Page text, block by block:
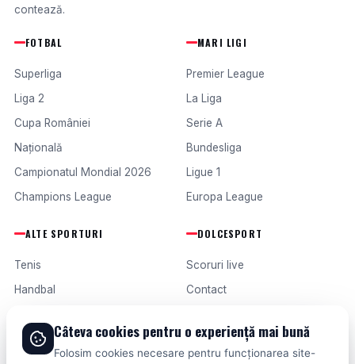
contează.
FOTBAL
Superliga
Liga 2
Cupa României
Națională
Campionatul Mondial 2026
Champions League
MARI LIGI
Premier League
La Liga
Serie A
Bundesliga
Ligue 1
Europa League
ALTE SPORTURI
Tenis
Handbal
Formula 1
DOLCESPORT
Scoruri live
Contact
Termeni și condiții
Câteva cookies pentru o experiență mai bună
Folosim cookies necesare pentru funcționarea site-